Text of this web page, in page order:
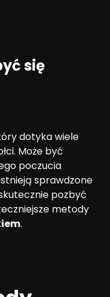
się
dotyka wiele
Może być
poczucia
sprawdzone
pozbyć
metody
.